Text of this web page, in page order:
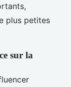
plus petites
sur la